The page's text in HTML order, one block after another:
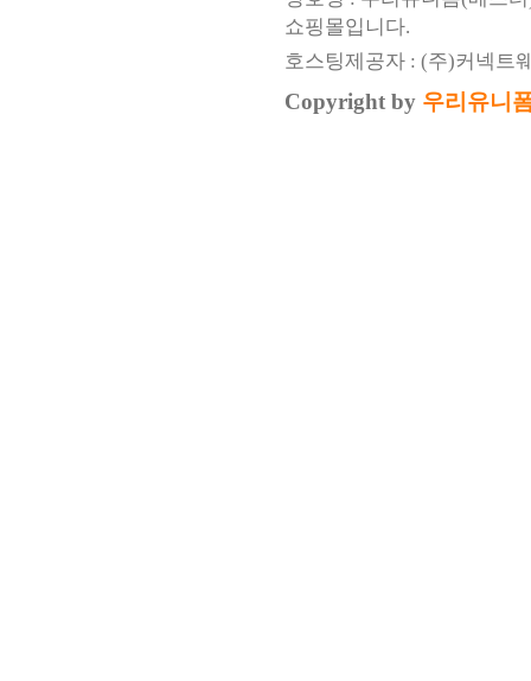
쇼핑몰입니다.
호스팅제공자 : (주)커넥트
Copyright by 우리유니